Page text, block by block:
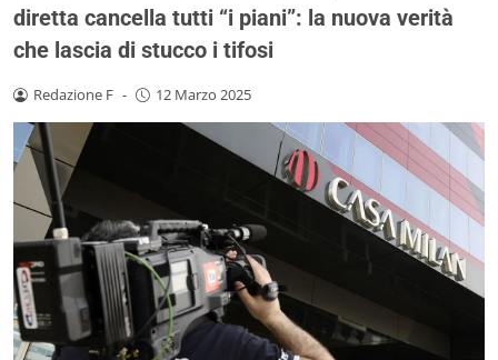
diretta cancella tutti “i piani”: la nuova verità
che lascia di stucco i tifosi
Redazione F - 12 Marzo 2025